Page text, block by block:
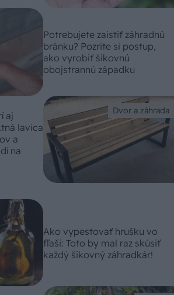
Potrebujete zaistiť záhradnú
bránku? Pozrite si postup,
ako vyrobiť šikovnú
obojstrannú západku
Dvor a záhrada
aj
lavica
a
na
Ako vypestovať hrušku vo
fľaši: Toto by mal raz skúsiť
každý šikovný záhradkár!